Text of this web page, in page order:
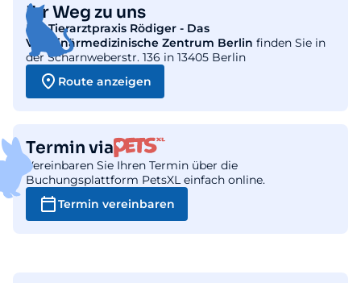
Ihr Weg zu uns
DieTierarztpraxis Rödiger - Das
Veterinärmedizinische Zentrum Berlin finden Sie in
der Scharnweberstr. 136 in 13405 Berlin
Route anzeigen
Termin via
Vereinbaren Sie Ihren Termin über die
Buchungsplattform PetsXL einfach online.
Termin vereinbaren